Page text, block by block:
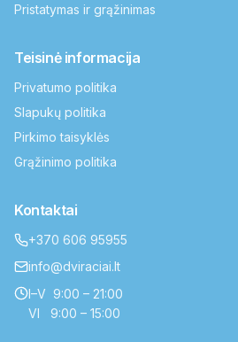
Pristatymas ir grąžinimas
Teisinė informacija
Privatumo politika
Slapukų politika
Pirkimo taisyklės
Grąžinimo politika
Kontaktai
+370 606 95955
info@dviraciai.lt
I–V 9:00 – 21:00
VI 9:00 – 15:00